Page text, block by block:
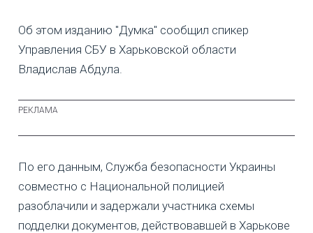
Об этом изданию "Думка" сообщил спикер
Управления СБУ в Харьковской области
Владислав Абдула.
По его данным, Служба безопасности Украины
совместно с Национальной полицией
разоблачили и задержали участника схемы
подделки документов, действовавшей в Харькове